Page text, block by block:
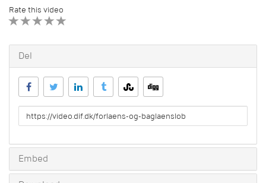
Rate this video
Del
URL
to
Embed